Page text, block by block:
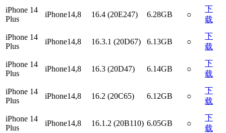
iPhone 14
Plus
iPhone14,8 16.4 (20E247) 6.28GB ○
下
载
iPhone 14
Plus
iPhone14,8 16.3.1 (20D67) 6.13GB ○
下
载
iPhone 14
Plus
iPhone14,8 16.3 (20D47) 6.14GB ○
下
载
iPhone 14
Plus
iPhone14,8 16.2 (20C65) 6.12GB ○
下
载
iPhone 14
Plus
iPhone14,8 16.1.2 (20B110) 6.05GB ○
下
载